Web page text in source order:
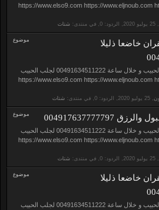
https://www.elso9.com https://www.eljnoub.com
, , الردود: 0, في منتدى: شتات
موضوع
خاضعا ذليلا
الشيخ الروحاني جلب الحبيب و خلال ساعة 00491634511222 لجلب الحبيب
https://www.elso9.com https://www.eljnoub.com
, , الردود: 0, في منتدى: شتات
موضوع 004917637777797
الشيخ الروحاني جلب الحبيب و خلال ساعة 00491634511222 لجلب الحبيب
https://www.elso9.com https://www.eljnoub.com
, , الردود: 0, في منتدى: شتات
موضوع
خاضعا ذليلا
الشيخ الروحاني جلب الحبيب و خلال ساعة 00491634511222 لجلب الحبيب